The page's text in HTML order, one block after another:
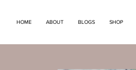
HOME ABOUT BLOGS SHOP